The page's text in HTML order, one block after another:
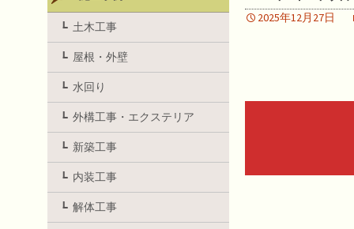
2025年12月27日
土木工事
屋根・外壁
水回り
外構工事・エクステリア
新築工事
内装工事
解体工事